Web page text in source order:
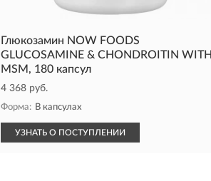
Глюкозамин NOW FOODS
GLUCOSAMINE & CHONDROITIN WITH
MSM, 180 капсул
4 368 руб.
Форма: В капсулах
УЗНАТЬ О ПОСТУПЛЕНИИ